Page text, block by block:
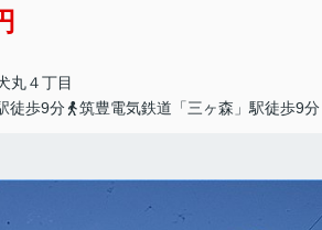
丸４丁目
徒歩9分
筑豊電気鉄道「三ヶ森」駅徒歩9分